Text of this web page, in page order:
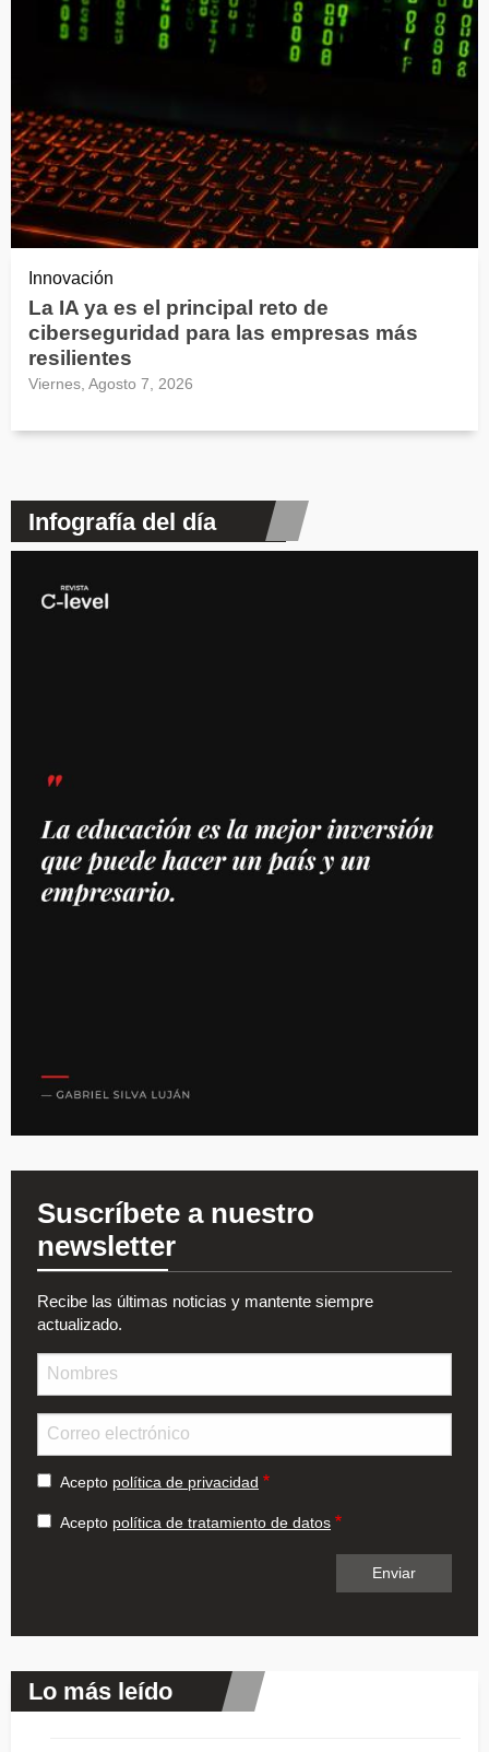
Innovación
La IA ya es el principal reto de
ciberseguridad para las empresas más
resilientes
Viernes, Agosto 7, 2026
Infografía del día
Suscríbete a nuestro
newsletter
Recibe las últimas noticias y mantente siempre
actualizado.
Acepto política de privacidad
Acepto política de tratamiento de datos
Lo más leído